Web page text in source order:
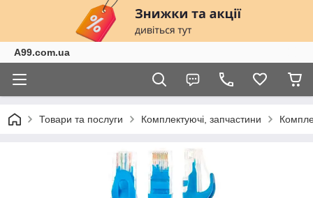
A99.com.ua
Товари та послуги Комплектуючі, запчастини